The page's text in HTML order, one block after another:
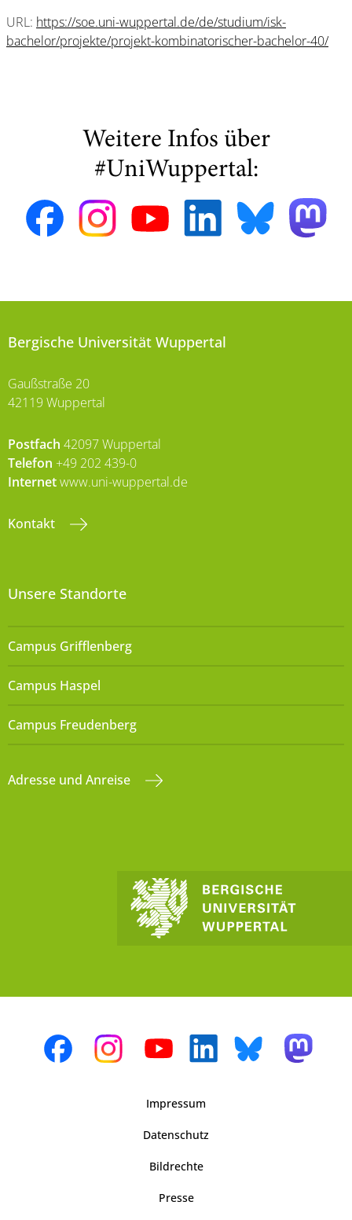
URL: https://soe.uni-wuppertal.de/de/studium/isk-
bachelor/projekte/projekt-kombinatorischer-bachelor-40/
Weitere Infos über
#UniWuppertal:
Bergische Universität Wuppertal
Gaußstraße 20
42119 Wuppertal
Postfach 42097 Wuppertal
Telefon +49 202 439-0
Internetwww.uni-wuppertal.de
Kontakt
Unsere Standorte
Campus Grifflenberg
Campus Haspel
Campus Freudenberg
Adresse und Anreise
Impressum
Datenschutz
Bildrechte
Presse